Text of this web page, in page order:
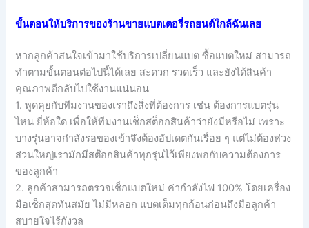
ขั้นตอนให้บริการของร้านขายแบตเตอรี่รถยนต์ใกล้ฉันเลย
หากลูกค้าสนใจเข้ามาใช้บริการเปลี่ยนแบต ซื้อแบตใหม่ สามารถ
ทำตามขั้นตอนต่อไปนี้ได้เลย สะดวก รวดเร็ว และยังได้สินค้า
คุณภาพดีกลับไปใช้งานแน่นอน
1. พูดคุยกับทีมงานของเราถึงสิ่งที่ต้องการ เช่น ต้องการแบตรุ่น
ไหน ยี่ห้อใด เพื่อให้ทีมงานเช็กสต็อกสินค้าว่ายังมีหรือไม่ เพราะ
บางรุ่นอาจกำลังรอของเข้าจึงต้องอัปเดตกันเรื่อย ๆ แต่ไม่ต้องห่วง
ส่วนใหญ่เรามักมีสต๊อกสินค้าทุกรุ่นไว้เพียงพอกับความต้องการ
ของลูกค้า
2. ลูกค้าสามารถตรวจเช็กแบตใหม่ ค่ากำลังไฟ 100% โดยเครื่อง
มือเช็กสุดทันสมัย ไม่มีหลอก แบตเต็มทุกก้อนก่อนถึงมือลูกค้า
สบายใจไร้กังวล